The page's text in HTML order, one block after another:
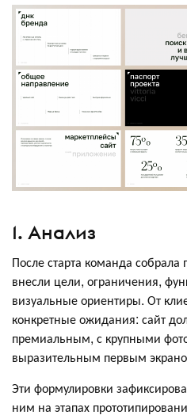
1. Анализ
После старта команда собрала
внесли цели, ограничения,
визуальные ориентиры. От
конкретные ожидания: сайт
премиальным, с крупными
выразительным первым
Эти формулировки
ним на этапах